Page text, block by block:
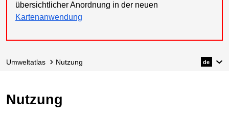
übersichtlicher Anordnung in der neuen
Kartenanwendung
Umweltatlas Nutzung de
Nutzung